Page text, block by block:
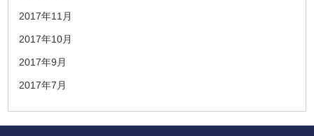
2017年11月
2017年10月
2017年9月
2017年7月